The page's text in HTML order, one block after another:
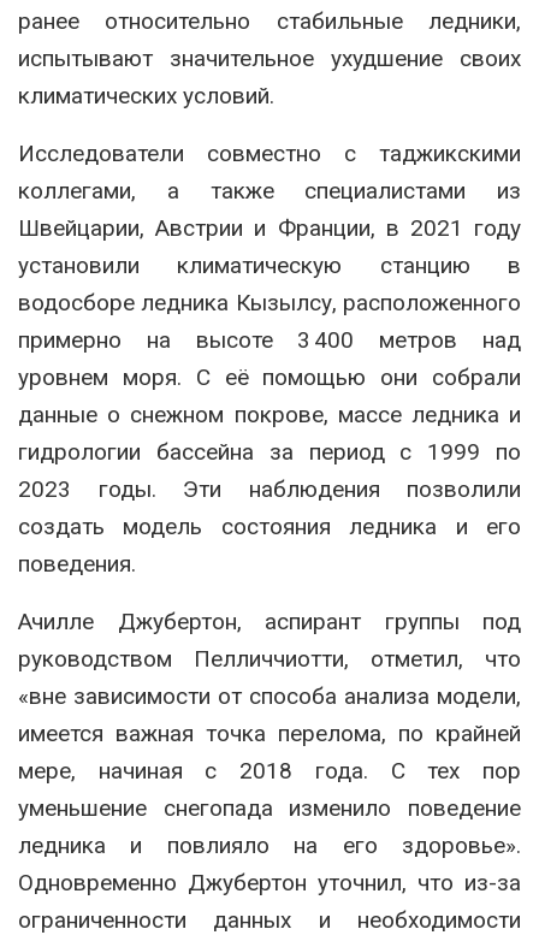
ранее относительно стабильные ледники,
испытывают значительное ухудшение своих
климатических условий.
Исследователи совместно с таджикскими
коллегами, а также специалистами из
Швейцарии, Австрии и Франции, в 2021 году
установили климатическую станцию в
водосборе ледника Кызылсу, расположенного
примерно на высоте 3 400 метров над
уровнем моря. С её помощью они собрали
данные о снежном покрове, массе ледника и
гидрологии бассейна за период с 1999 по
2023 годы. Эти наблюдения позволили
создать модель состояния ледника и его
поведения.
Ачилле Джубертон, аспирант группы под
руководством Пелличчиотти, отметил, что
«вне зависимости от способа анализа модели,
имеется важная точка перелома, по крайней
мере, начиная с 2018 года. С тех пор
уменьшение снегопада изменило поведение
ледника и повлияло на его здоровье».
Одновременно Джубертон уточнил, что из-за
ограниченности данных и необходимости